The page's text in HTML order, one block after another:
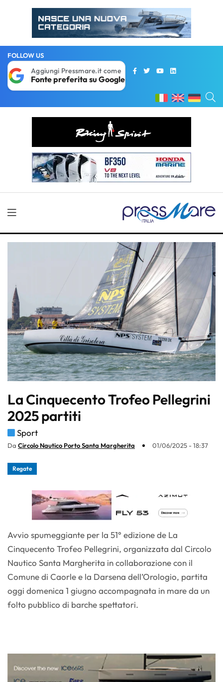
FOLLOW US
Aggiungi Pressmare.it come
Fonte preferita su Google
La Cinquecento Trofeo Pellegrini
2025 partiti
Sport
Da Circolo Nautico Porto Santa Margherita 01/06/2025 - 18:37
Regate
Avvio spumeggiante per la 51° edizione de La
Cinquecento Trofeo Pellegrini, organizzata dal Circolo
Nautico Santa Margherita in collaborazione con il
Comune di Caorle e la Darsena dell’Orologio, partita
oggi domenica 1 giugno accompagnata in mare da un
folto pubblico di barche spettatori.